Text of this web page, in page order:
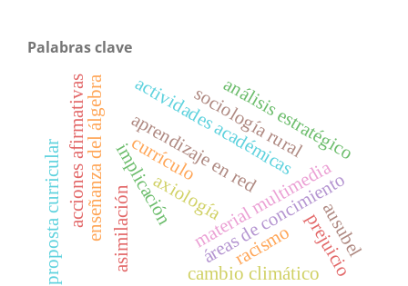
Palabras clave
currículo
implicaciónaxiologíamaterial multimedia
enseñanza del álgebra análisis estratégico
actividades académicas
áreas de concimiento
aprendizaje en red
asimilación
acciones afirmativas
racismo prejuicio
ausubel
cambio climático
proposta curricular
sociología rural